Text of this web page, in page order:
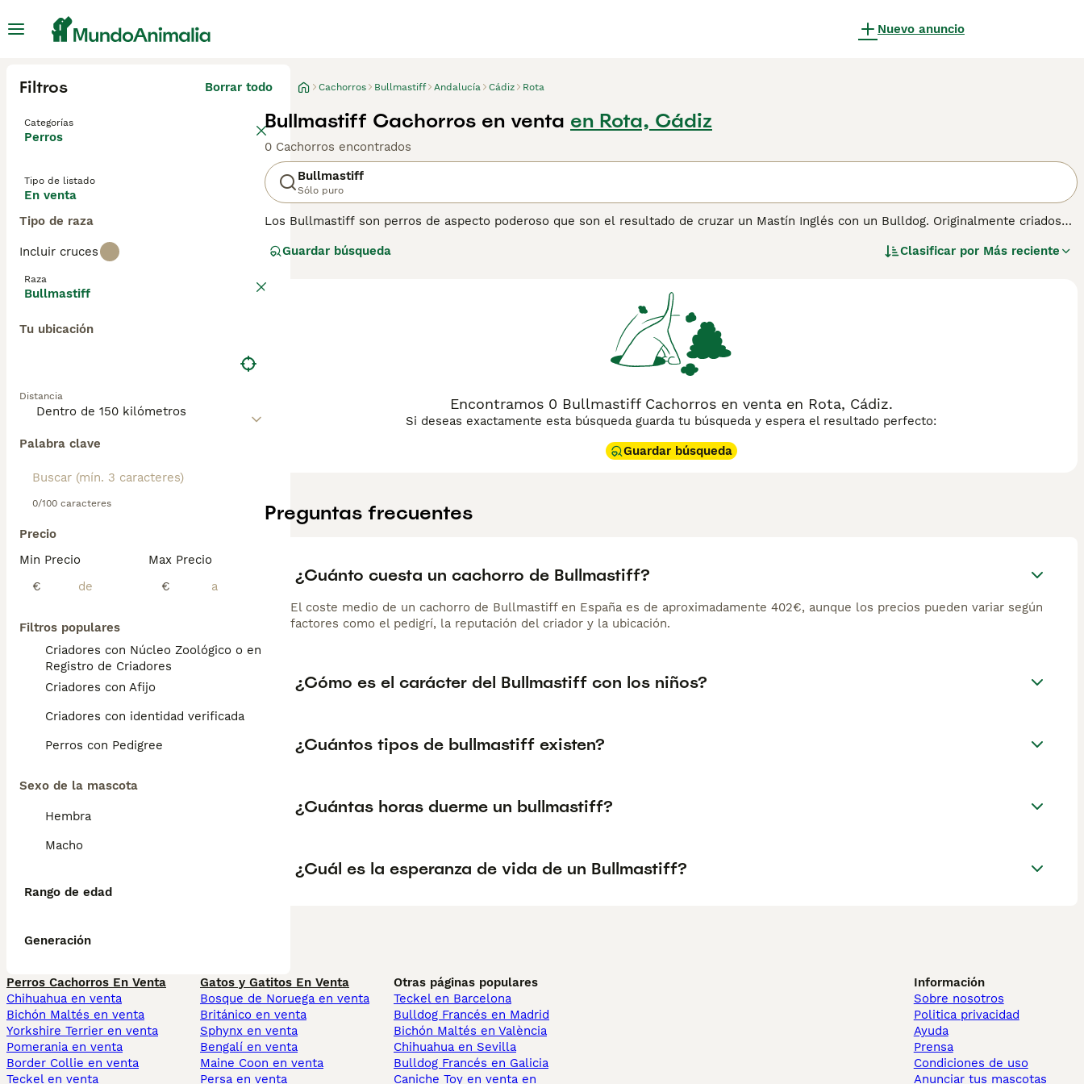
Nuevo anuncio
Filtros Borrar todo
Categorías
Perros
Tipo de listado
En venta
Tipo de raza
Incluir cruces
Raza
Bullmastiff
Tu ubicación
Distancia
Palabra clave
0/100 caracteres
Precio
Min Precio
€
Max Precio
€
Filtros populares
Criadores con Núcleo Zoológico o en el
Registro de Criadores
Criadores con Afijo
Criadores con identidad verificada
Perros con Pedigree
Sexo de la mascota
Hembra
Macho
Rango de edad
Generación
Cachorros Bullmastiff Andalucía Cádiz Rota
Bullmastiff Cachorros en venta en Rota, Cádiz
0 Cachorros encontrados
Bullmastiff
Sólo puro
Los Bullmastiff son perros de aspecto poderoso que son el resultado de cruzar un Mastín Inglés con un Bulldog. Originalmente criados
solo aquí en España sino en otras partes del mundo. Son personajes inteligentes y fáciles de entrenar, pero quieren saber por qué están
convierten en miembros leales de la familia, siempre listos para proteger a las personas y amar su propiedad.
para obtener información sobre esta raza de perro.
Guardar búsqueda Clasificar por Más reciente
Encontramos 0 Bullmastiff Cachorros en venta en Rota, Cádiz.
Si deseas exactamente esta búsqueda guarda tu búsqueda y espera el resultado perfecto:
Guardar búsqueda
Preguntas frecuentes
¿Cuánto cuesta un cachorro de Bullmastiff?
El coste medio de un cachorro de Bullmastiff en España es de aproximadamente 402€, aunque los precios pueden variar según
factores como el pedigrí, la reputación del criador y la ubicación.
¿Cómo es el carácter del Bullmastiff con los niños?
¿Cuántos tipos de bullmastiff existen?
¿Cuántas horas duerme un bullmastiff?
¿Cuál es la esperanza de vida de un Bullmastiff?
Perros Cachorros En Venta
Chihuahua en venta
Bichón Maltés en venta
Yorkshire Terrier en venta
Pomerania en venta
Border Collie en venta
Teckel en venta
Gatos y Gatitos En Venta
Bosque de Noruega en venta
Británico en venta
Sphynx en venta
Bengalí en venta
Maine Coon en venta
Persa en venta
Otras páginas populares
Teckel en Barcelona
Bulldog Francés en Madrid
Bichón Maltés en València
Chihuahua en Sevilla
Bulldog Francés en Galicia
Caniche Toy en venta en
Información
Sobre nosotros
Politica privacidad
Ayuda
Prensa
Condiciones de uso
Anunciar tus mascotas